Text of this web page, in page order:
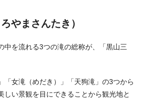
やまさんたき）
中を流れる3つの滝の総称が、「黒山三
「女滝（めだき）」「天狗滝」の3つから
しい景観を目にできることから観光地と